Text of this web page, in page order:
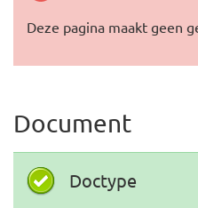
Deze pagina maakt geen
Document
Doctype